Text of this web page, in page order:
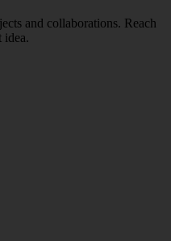
and collaborations. Reach
idea.